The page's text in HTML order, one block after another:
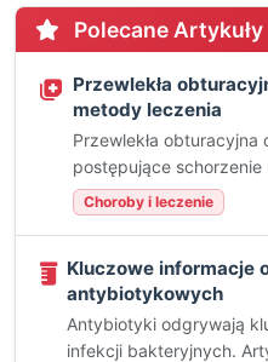
Polecane Artykuły
Przewlekła
metody leczenia
Przewlekła obturacyjna
postępujące schorzenie
Choroby i leczenie
Kluczowe informacje
antybiotykowych
Antybiotyki odgrywają
infekcji bakteryjnych.